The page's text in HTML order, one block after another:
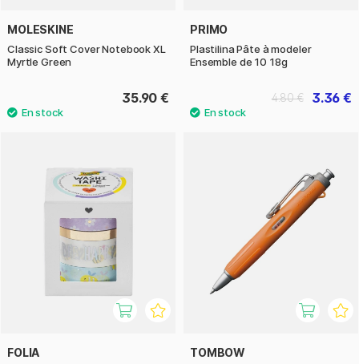
MOLESKINE
Classic Soft Cover Notebook XL
Myrtle Green
35.90 €
PRIMO
Plastilina Pâte à modeler
Ensemble de 10 18g
3.36 €
4.80 €
FOLIA TOMBOW